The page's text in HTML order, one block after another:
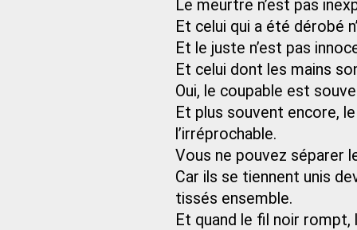
Le meurtre n’est pas
Et celui qui a été dérobé
Et le juste n’est pas
Et celui dont les mains
Oui, le coupable est
Et plus souvent encore,
l’irréprochable.
Vous ne pouvez séparer
Car ils se tiennent unis
tissés ensemble.
Et quand le fil noir